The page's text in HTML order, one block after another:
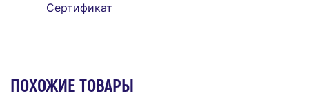
Сертификат
ПОХОЖИЕ ТОВАРЫ